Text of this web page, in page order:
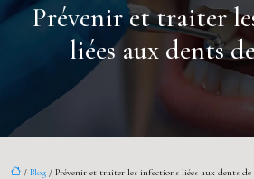
Prévenir et traiter
liées aux dents
/ Blog / Prévenir et traiter les infections liées aux dents de